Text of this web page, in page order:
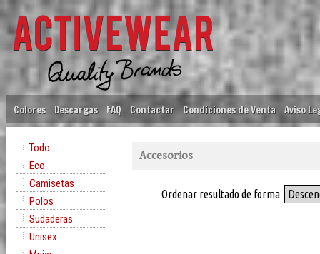
Colores Descargas FAQ Contactar Condiciones de Venta Aviso
Todo
Eco
Camisetas
Polos
Sudaderas
Unisex
Accesorios
Ordenar resultado de forma